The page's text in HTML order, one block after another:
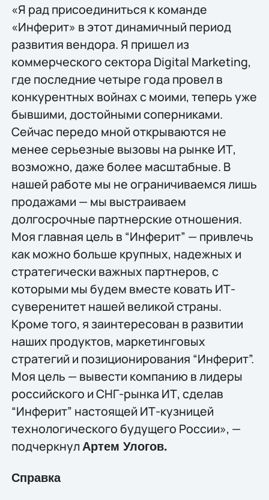
«Я рад присоединиться к команде
«Инферит» в этот динамичный период
развития вендора. Я пришел из
коммерческого сектора Digital Marketing,
где последние четыре года провел в
конкурентных войнах с моими, теперь уже
бывшими, достойными соперниками.
Сейчас передо мной открываются не
менее серьезные вызовы на рынке ИТ,
возможно, даже более масштабные. В
нашей работе мы не ограничиваемся лишь
продажами — мы выстраиваем
долгосрочные партнерские отношения.
Моя главная цель в “Инферит” — привлечь
как можно больше крупных, надежных и
стратегически важных партнеров, с
которыми мы будем вместе ковать ИТ-
суверенитет нашей великой страны.
Кроме того, я заинтересован в развитии
наших продуктов, маркетинговых
стратегий и позиционирования “Инферит”.
Моя цель — вывести компанию в лидеры
российского и СНГ-рынка ИТ, сделав
“Инферит” настоящей ИТ-кузницей
технологического будущего России», —
подчеркнул Артем Улогов.
Справка